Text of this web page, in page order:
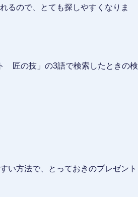
るので、とても探しやすくなりま
匠の技」の3語で検索したときの検
い方法で、とっておきのプレゼント